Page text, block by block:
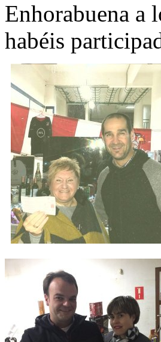
Enhorabuena a
habéis